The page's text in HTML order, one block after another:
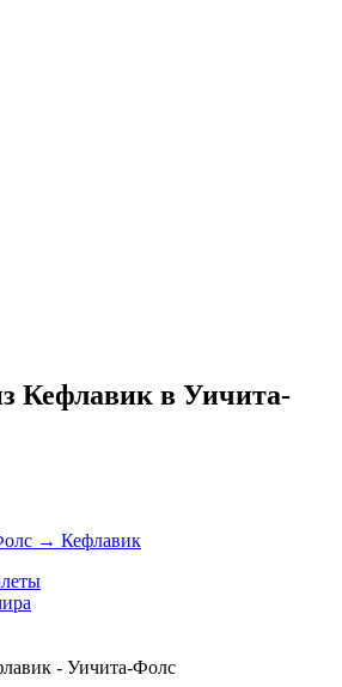
Кефлавик в Уичита-
→ Кефлавик
- Уичита-Фолс